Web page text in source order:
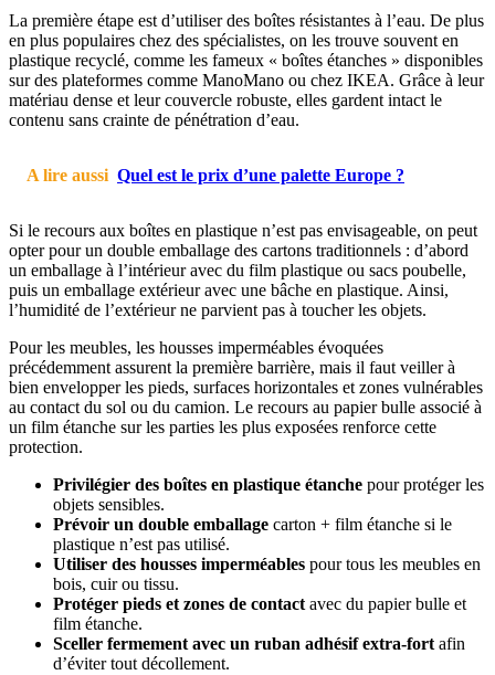
La première étape est d’utiliser des boîtes résistantes à l’eau. De plus
en plus populaires chez des spécialistes, on les trouve souvent en
plastique recyclé, comme les fameux « boîtes étanches » disponibles
sur des plateformes comme ManoMano ou chez IKEA. Grâce à leur
matériau dense et leur couvercle robuste, elles gardent intact le
contenu sans crainte de pénétration d’eau.
A lire aussi Quel est le prix d’une palette Europe ?
Si le recours aux boîtes en plastique n’est pas envisageable, on peut
opter pour un double emballage des cartons traditionnels : d’abord
un emballage à l’intérieur avec du film plastique ou sacs poubelle,
puis un emballage extérieur avec une bâche en plastique. Ainsi,
l’humidité de l’extérieur ne parvient pas à toucher les objets.
Pour les meubles, les housses imperméables évoquées
précédemment assurent la première barrière, mais il faut veiller à
bien envelopper les pieds, surfaces horizontales et zones vulnérables
au contact du sol ou du camion. Le recours au papier bulle associé à
un film étanche sur les parties les plus exposées renforce cette
protection.
Privilégier des boîtes en plastique étanche pour protéger les
objets sensibles.
Prévoir un double emballage carton + film étanche si le
plastique n’est pas utilisé.
Utiliser des housses imperméables pour tous les meubles en
bois, cuir ou tissu.
Protéger pieds et zones de contact avec du papier bulle et
film étanche.
Sceller fermement avec un ruban adhésif extra-fort afin
d’éviter tout décollement.